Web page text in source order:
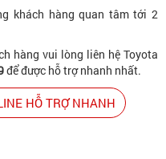
khách hàng quan tâm tới 2
hàng vui lòng liên hệ Toyota
để được hỗ trợ nhanh nhất.
HỖ TRỢ NHANH